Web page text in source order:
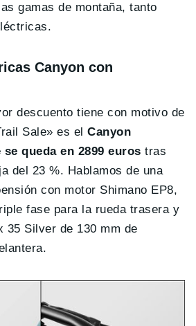
gamas de montaña, tanto
Canyon con
descuento tiene con motivo de
Sale» es elCanyon
queda en 2899 euros tras
del 23 %. Hablamos de una
con motor Shimano EP8,
fase para la rueda trasera y
35 Silver de 130 mm de